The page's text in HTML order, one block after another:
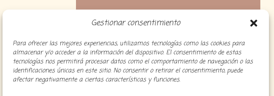
Gestionar consentimiento
Para ofrecer las mejores experiencias, utilizamos tecnologías como las cookies para
almacenar y/o acceder a la información del dispositivo. El consentimiento de estas
tecnologías nos permitirá procesar datos como el comportamiento de navegación o las
identificaciones únicas en este sitio. No consentir o retirar el consentimiento, puede
afectar negativamente a ciertas características y funciones.